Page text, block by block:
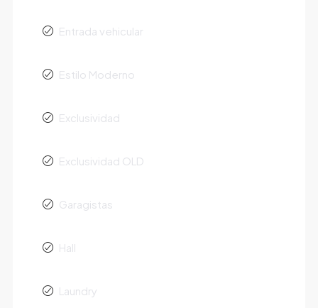
Entrada vehicular
Estilo Moderno
Exclusividad
Exclusividad OLD
Garagistas
Hall
Laundry